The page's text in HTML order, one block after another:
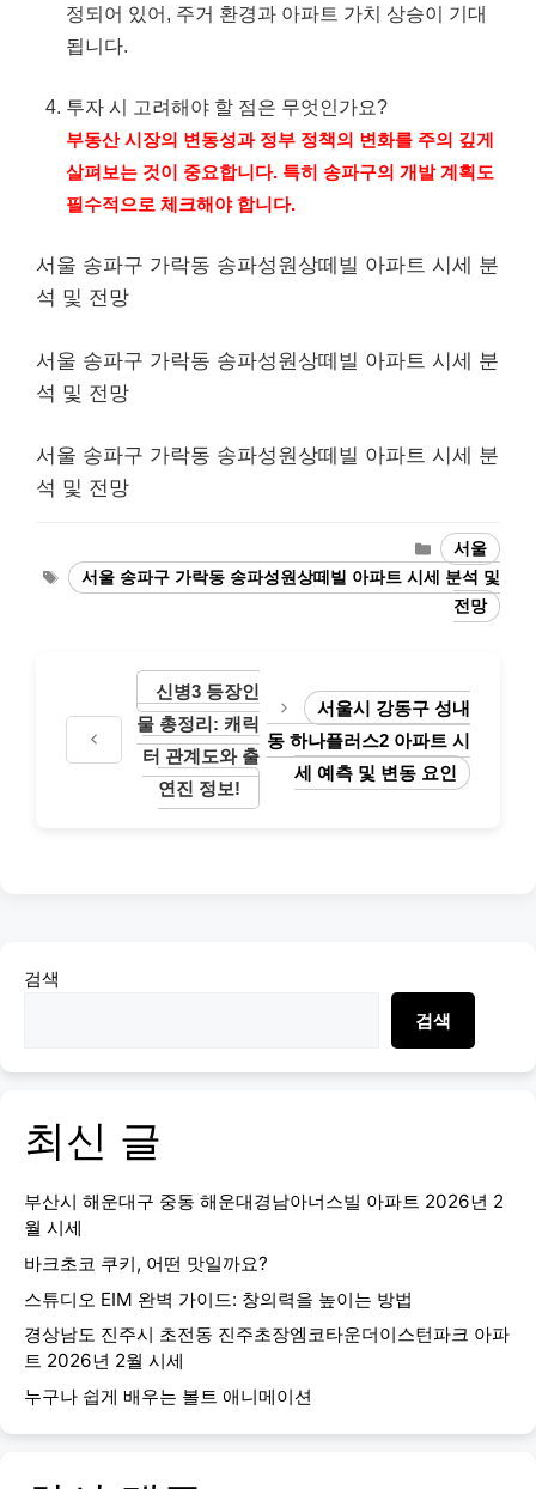
정되어 있어, 주거 환경과 아파트 가치 상승이 기대
됩니다.
투자 시 고려해야 할 점은 무엇인가요?
부동산 시장의 변동성과 정부 정책의 변화를 주의 깊게
살펴보는 것이 중요합니다. 특히 송파구의 개발 계획도
필수적으로 체크해야 합니다.
서울 송파구 가락동 송파성원상떼빌 아파트 시세 분
석 및 전망
서울 송파구 가락동 송파성원상떼빌 아파트 시세 분
석 및 전망
서울 송파구 가락동 송파성원상떼빌 아파트 시세 분
석 및 전망
Categories
서울
Tags
서울 송파구 가락동 송파성원상떼빌 아파트 시세 분석 및
전망
신병3 등장인
물 총정리: 캐릭
터 관계도와 출
연진 정보!
서울시 강동구 성내
동 하나플러스2 아파트 시
세 예측 및 변동 요인
검색
검색
최신 글
부산시 해운대구 중동 해운대경남아너스빌 아파트 2026년 2
월 시세
바크초코 쿠키, 어떤 맛일까요?
스튜디오 EIM 완벽 가이드: 창의력을 높이는 방법
경상남도 진주시 초전동 진주초장엠코타운더이스턴파크 아파
트 2026년 2월 시세
누구나 쉽게 배우는 볼트 애니메이션